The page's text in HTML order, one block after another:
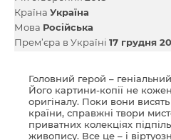
Країна Україна
Мова Російська
Прем’єра в Україні 17 грудня
Головний герой –
Його картини-копії не
оригіналу. Поки вони
країни, справжні твори
приватних колекціях
живопису. Все це – і